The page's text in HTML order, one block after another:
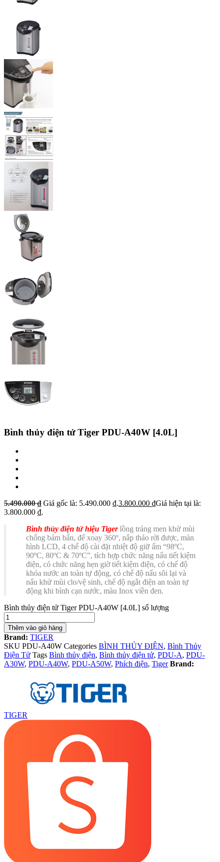
Bình thủy điện tử Tiger PDU-A40W [4.0L]
5.490.000₫ Giá gốc là: 5.490.000 ₫.3.800.000 ₫Giá hiện tại là:
3.800.000 ₫.
Bình thủy điện tử hiệu Tiger lồng tráng men khử mùi
chống bám bẩn, đế xoay 360º, nắp tháo rời được, màn
hình LCD, 4 chế độ cài đặt nhiệt độ giữ ấm “98ºC,
90ºC, 80ºC & 70ºC”, tích hợp chức năng nấu tiết kiệm
điện, có chức năng hẹn giờ tiết kiệm điện, có chế độ
khóa nước an toàn tự động, có chế độ nấu sôi lại và
nấu khử mùi clo/vệ sinh, chế độ ngắt điện an toàn tự
động khi bình cạn nước, màu Inox viền đen.
Bình thủy điện tử Tiger PDU-A40W [4.0L] số lượng
Thêm vào giỏ hàng
Brand: TIGER
SKU PDU-A40W Categories BÌNH THỦY ĐIỆN, Bình Thủy
Điện Tử Tags Bình thủy điện, Bình thủy điện tử, PDU-A, PDU-
A30W, PDU-A40W, PDU-A50W, Phích điện, Tiger Brand:
TIGER